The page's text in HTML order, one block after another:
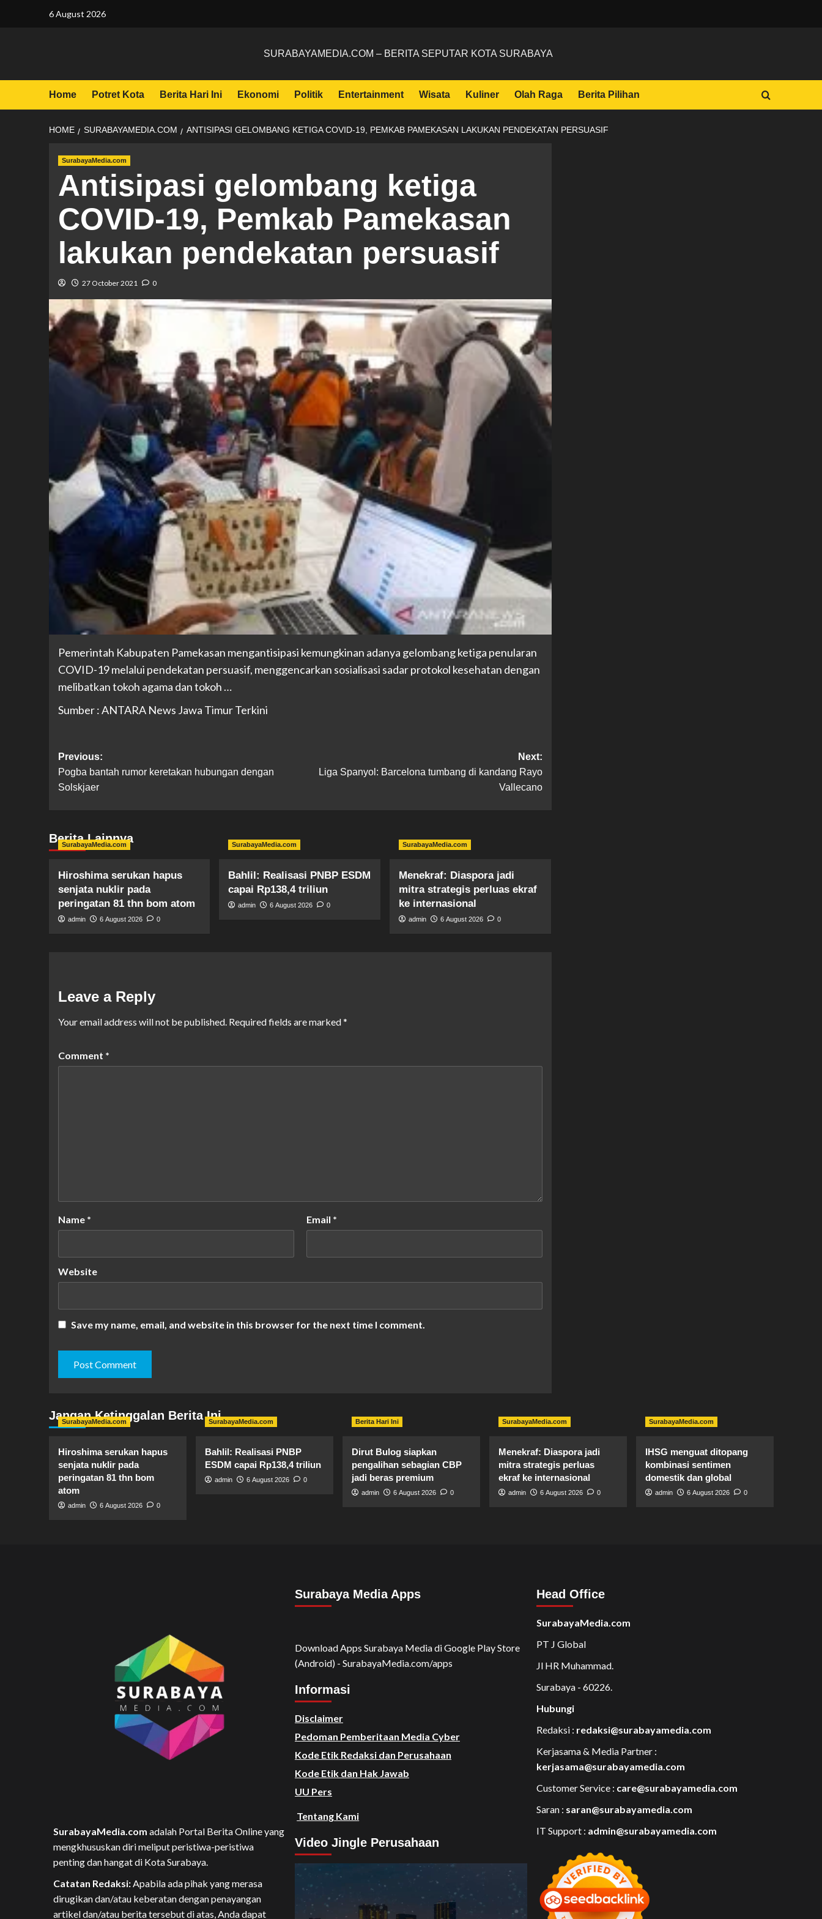
6 August 2026
SURABAYAMEDIA.COM – BERITA SEPUTAR KOTA SURABAYA
Home Potret Kota Berita Hari Ini Ekonomi Politik Entertainment Wisata Kuliner Olah Raga Berita Pilihan
HOME SURABAYAMEDIA.COM ANTISIPASI GELOMBANG KETIGA COVID-19, PEMKAB PAMEKASAN LAKUKAN PENDEKATAN PERSUASIF
SurabayaMedia.com
Antisipasi gelombang ketiga
COVID-19, Pemkab Pamekasan
lakukan pendekatan persuasif
27 October 2021 0
Pemerintah Kabupaten Pamekasan mengantisipasi kemungkinan adanya gelombang ketiga penularan
COVID-19 melalui pendekatan persuasif, menggencarkan sosialisasi sadar protokol kesehatan dengan
melibatkan tokoh agama dan tokoh …
Sumber : ANTARA News Jawa Timur Terkini
Previous:
Pogba bantah rumor keretakan hubungan dengan
Solskjaer
Next:
Liga Spanyol: Barcelona tumbang di kandang Rayo
Vallecano
Berita Lainnya
SurabayaMedia.com
Hiroshima serukan hapus
senjata nuklir pada
peringatan 81 thn bom atom
admin 6 August 2026 0
SurabayaMedia.com
Bahlil: Realisasi PNBP ESDM
capai Rp138,4 triliun
admin 6 August 2026 0
SurabayaMedia.com
Menekraf: Diaspora jadi
mitra strategis perluas ekraf
ke internasional
admin 6 August 2026 0
Leave a Reply
Your email address will not be published. Required fields are marked*
Comment *
Name * Email *
Website
Save my name, email, and website in this browser for the next time I comment.
Jangan Ketinggalan Berita Ini
SurabayaMedia.com
Hiroshima serukan hapus
senjata nuklir pada
peringatan 81 thn bom
atom
admin 6 August 2026 0
SurabayaMedia.com
Bahlil: Realisasi PNBP
ESDM capai Rp138,4 triliun
admin 6 August 2026 0
Berita Hari Ini
Dirut Bulog siapkan
pengalihan sebagian CBP
jadi beras premium
admin 6 August 2026 0
SurabayaMedia.com
Menekraf: Diaspora jadi
mitra strategis perluas
ekraf ke internasional
admin 6 August 2026 0
SurabayaMedia.com
IHSG menguat ditopang
kombinasi sentimen
domestik dan global
admin 6 August 2026 0
SurabayaMedia.com adalah Portal Berita Online yang
mengkhususkan diri meliput peristiwa-peristiwa
penting dan hangat di Kota Surabaya.
Catatan Redaksi:Apabila ada pihak yang merasa
dirugikan dan/atau keberatan dengan penayangan
artikel dan/atau berita tersebut di atas, Anda dapat
Surabaya Media Apps
Download Apps Surabaya Media di Google Play Store
(Android) - SurabayaMedia.com/apps
Informasi
Disclaimer
Pedoman Pemberitaan Media Cyber
Kode Etik Redaksi dan Perusahaan
Kode Etik dan Hak Jawab
UU Pers
Tentang Kami
Video Jingle Perusahaan
Video
Player
Head Office
SurabayaMedia.com
PT J Global
Jl HR Muhammad.
Surabaya - 60226.
Hubungi
Redaksi : redaksi@surabayamedia.com
Kerjasama & Media Partner :
kerjasama@surabayamedia.com
Customer Service : care@surabayamedia.com
Saran : saran@surabayamedia.com
IT Support : admin@surabayamedia.com